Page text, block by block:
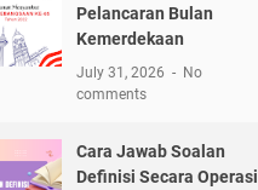
Pelancaran Bulan
Kemerdekaan
July 31, 2026
No
comments
Cara Jawab Soalan
Definisi Secara Operasi